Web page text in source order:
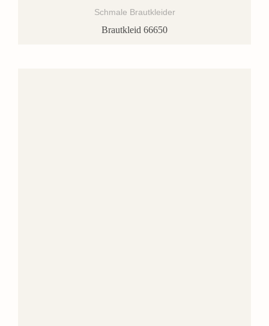
Schmale Brautkleider
Brautkleid 66650